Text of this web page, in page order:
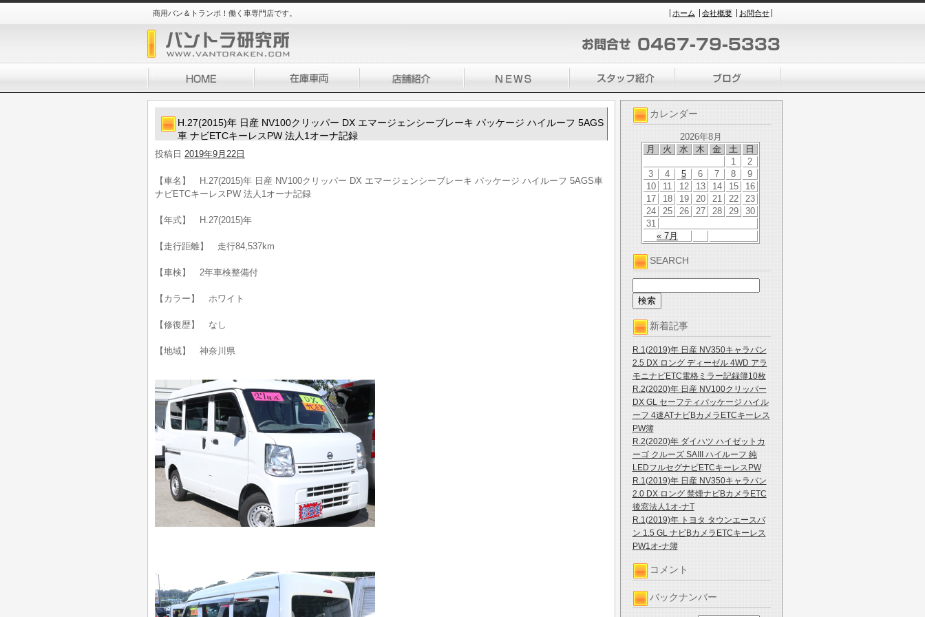
商用バン＆トランポ！働く車専門店です。 ホーム 会社概要 お問合せ
カレンダー
2026年8月
月
火 水 木 金 土 日
« 7月
1
2
3
4 5 6 7 8
9
10
11 12 13 14 15
16
17
18 19 20 21 22
23
24
25 26 27 28 29
30
31
SEARCH
新着記事
R.1(2019)年 日産 NV350キャラバン
2.5 DX ロング ディーゼル 4WD アラ
モニナビETC電格ミラー記録簿10枚
R.2(2020)年 日産 NV100クリッパー
DX GL セーフティパッケージ ハイル
ーフ 4速ATナビBカメラETCキーレス
PW簿
R.2(2020)年 ダイハツ ハイゼットカ
ーゴ クルーズ SAIII ハイルーフ 純
LEDフルセグナビETCキーレスPW
R.1(2019)年 日産 NV350キャラバン
2.0 DX ロング 禁煙ナビBカメラETC
後窓法人1オ-ナT
R.1(2019)年 トヨタ タウンエースバ
ン 1.5 GL ナビBカメラETCキーレス
PW1オ-ナ簿
コメント
バックナンバー
H.27(2015)年 日産 NV100クリッパー DX エマージェンシーブレーキ パッケージ ハイルーフ 5AGS
車 ナビETCキーレスPW 法人1オーナ記録
投稿日 2019年9月22日
【車名】 H.27(2015)年 日産 NV100クリッパー DX エマージェンシーブレーキ パッケージ ハイルーフ 5AGS車
ナビETCキーレスPW 法人1オーナ記録
【年式】 H.27(2015)年
【走行距離】 走行84,537km
【車検】 2年車検整備付
【カラー】 ホワイト
【修復歴】 なし
【地域】 神奈川県